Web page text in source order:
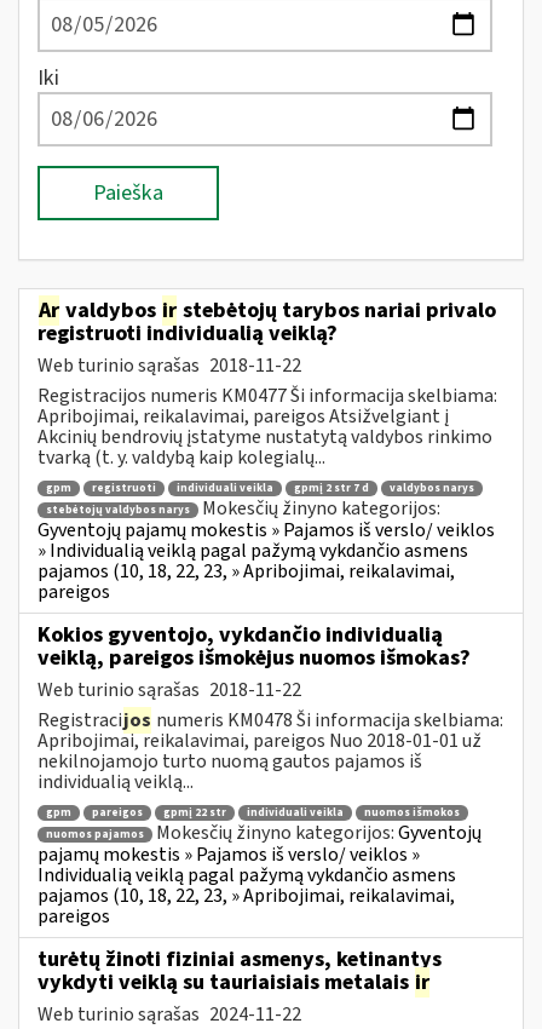
Iki
Paieška
Ar valdybos ir stebėtojų tarybos nariai privalo
registruoti individualią veiklą?
Web turinio sąrašas 2018-11-22
Registracijos numeris KM0477 Ši informacija skelbiama:
Apribojimai, reikalavimai, pareigos Atsižvelgiant į
Akcinių bendrovių įstatyme nustatytą valdybos rinkimo
tvarką (t. y. valdybą kaip kolegialų...
gpm registruoti individuali veikla gpmį 2 str 7 d
valdybos narys
stebėtojų valdybos narys
Mokesčių žinyno kategorijos:
Gyventojų pajamų mokestis » Pajamos iš verslo/ veiklos
» Individualią veiklą pagal pažymą vykdančio asmens
pajamos (10, 18, 22, 23, » Apribojimai, reikalavimai,
pareigos
Kokios gyventojo, vykdančio individualią
veiklą, pareigos išmokėjus nuomos išmokas?
Web turinio sąrašas 2018-11-22
Registracijos numeris KM0478 Ši informacija skelbiama:
Apribojimai, reikalavimai, pareigos Nuo 2018-01-01 už
nekilnojamojo turto nuomą gautos pajamos iš
individualią veiklą...
gpm pareigos gpmį 22 str individuali veikla
nuomos išmokos
nuomos pajamos
Mokesčių žinyno kategorijos:Gyventojų
pajamų mokestis » Pajamos iš verslo/ veiklos »
Individualią veiklą pagal pažymą vykdančio asmens
pajamos (10, 18, 22, 23, » Apribojimai, reikalavimai,
pareigos
turėtų žinoti fiziniai asmenys, ketinantys
vykdyti veiklą su tauriaisiais metalais ir
Web turinio sąrašas 2024-11-22